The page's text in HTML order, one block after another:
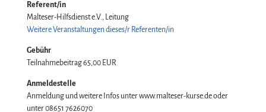
Referent/in
Malteser-Hilfsdienst e.V., Leitung
Weitere Veranstaltungen dieses/r Referenten/in
Gebühr
Teilnahmebeitrag65,00 EUR
Anmeldestelle
Anmeldung und weitere Infos unter www.malteser-kurse.de oder
unter 08651 7626070